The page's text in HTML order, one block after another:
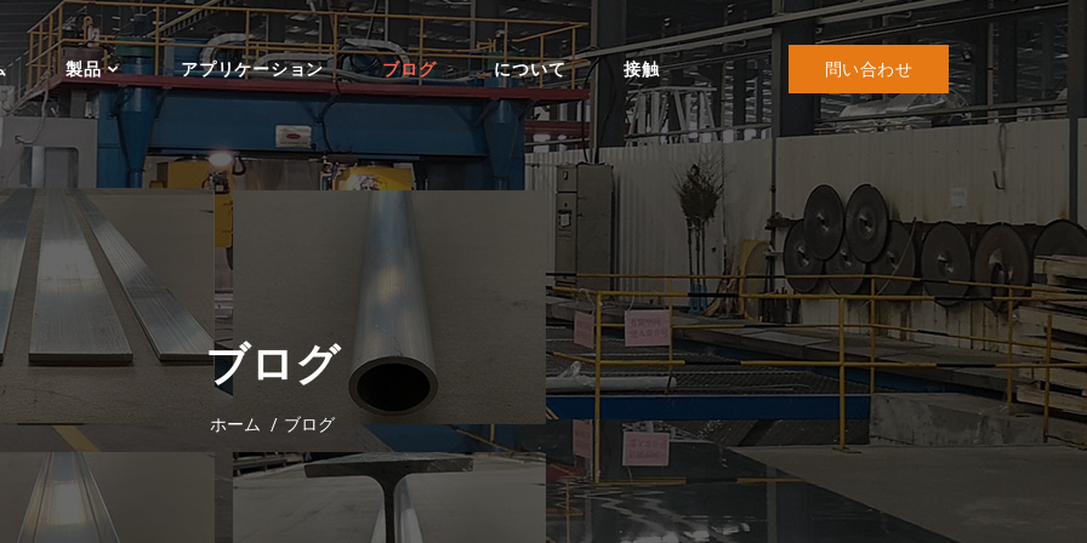
製品 アプリケーション ブログ について 接触 問い合わせ
ブログ
ホーム ブログ